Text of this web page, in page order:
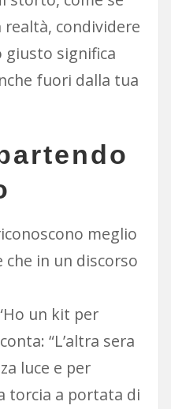
condividere
giusto significa
fuori dalla tua
meglio
in un discorso
un kit per
“L’altra sera
luce e per
torcia a portata di